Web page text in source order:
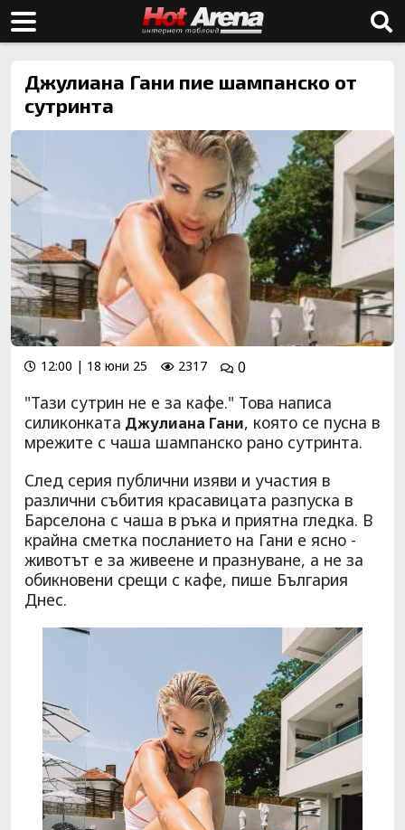
Джулиана Гани пие шампанско от
сутринта
12:00 | 18 юни 25 2317 0
"Тази сутрин не е за кафе." Това написа
силиконката Джулиана Гани, която се пусна в
мрежите с чаша шампанско рано сутринта.
След серия публични изяви и участия в
различни събития красавицата разпуска в
Барселона с чаша в ръка и приятна гледка. В
крайна сметка посланието на Гани е ясно -
животът е за живеене и празнуване, а не за
обикновени срещи с кафе, пише България
Днес.